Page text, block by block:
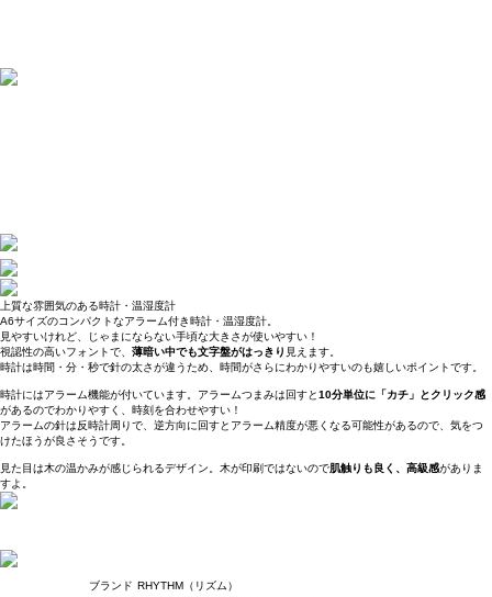
上質な雰囲気のある時計・温湿度計
A6サイズのコンパクトなアラーム付き時計・温湿度計。
見やすいけれど、じゃまにならない手頃な大きさが使いやすい！
視認性の高いフォントで、 薄暗い中でも文字盤がはっきり 見えます。
時計は時間・分・秒で針の太さが違うため、時間がさらにわかりやすいのも嬉しいポイントです。
時計にはアラーム機能が付いています。アラームつまみは回すと10分単位に「カチ」とクリック感
があるのでわかりやすく、時刻を合わせやすい！
アラームの針は反時計周りで、逆方向に回すとアラーム精度が悪くなる可能性があるので、気をつ
けたほうが良さそうです。
見た目は木の温かみが感じられるデザイン。木が印刷ではないので肌触りも良く、高級感がありま
すよ。
ブランド RHYTHM（リズム）